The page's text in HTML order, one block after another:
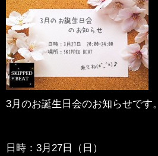
3月のお誕生日会のお知らせです。
日時：3月27日（日）